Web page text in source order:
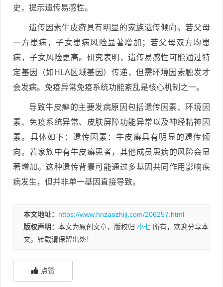
史，提示遗传易感性。
遗传因素牛皮癣具有明显的家族遗传倾向。若父母
一方患病，子女患病风险显著增加；若父母双方均患
病，子女风险更高。研究表明，遗传易感性可能通过特
定基因（如HLA区域基因）传递，但需环境因素触发才
会发病。免疫异常免疫系统功能紊乱是核心机制之一。
导致牛皮癣的主要发病原因包括遗传因素、环境因
素、免疫系统异常、皮肤屏障功能异常以及神经精神因
素。具体如下：遗传因素：牛皮癣具有明显的遗传倾
向。若家族中有牛皮癣患者，其他成员患病的风险会显
著增加。这种遗传背景可能通过多基因共同作用影响疾
病发生，但并非单一基因直接导致。
本文地址： https://www.hnzaozhiji.com/206257.html
版权声明： 本文为原创文章，版权归 小七 所有，欢迎分享本
文，转载请保留出处！
点赞